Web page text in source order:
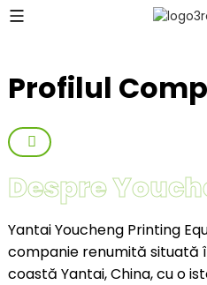
Profilul
Despre
Yantai Youcheng Printing
companie renumită situată
coastă Yantai, China, cu o